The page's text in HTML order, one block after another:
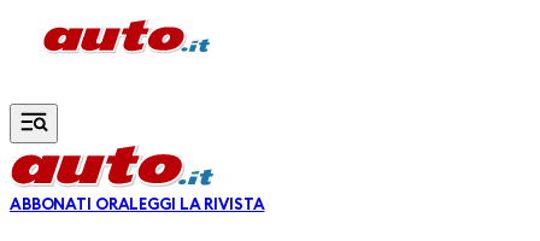
Vai al contenuto principale
ABBONATI ORALEGGI LA RIVISTA